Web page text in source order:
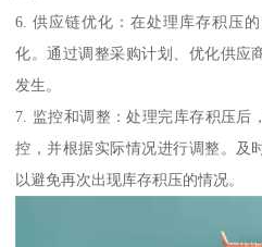
6. 供应链优化：在处理库存积压
化。通过调整采购计划、优化供应
发生。
7. 监控和调整：处理完库存积压后
控，并根据实际情况进行调整。及
以避免再次出现库存积压的情况。